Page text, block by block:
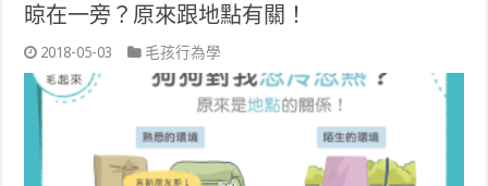
晾在一旁？原來跟地點有關！
2018-05-03 毛孩行為學